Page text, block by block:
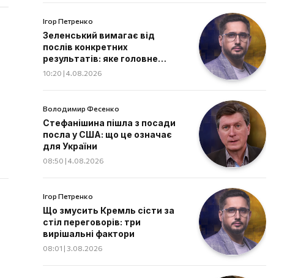
Ігор Петренко
Зеленський вимагає від
послів конкретних
результатів: яке головне
завдання дипломатів
10:20 | 4.08.2026
Володимир Фесенко
Стефанішина пішла з посади
посла у США: що це означає
для України
08:50 | 4.08.2026
Ігор Петренко
Що змусить Кремль сісти за
стіл переговорів: три
вирішальні фактори
08:01 | 3.08.2026